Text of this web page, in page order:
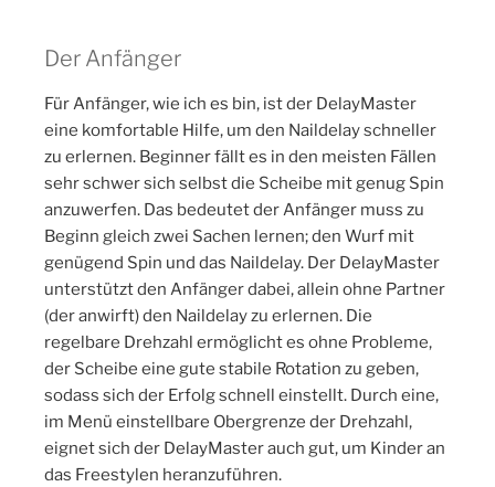
Der Anfänger
Für Anfänger, wie ich es bin, ist der DelayMaster
eine komfortable Hilfe, um den Naildelay schneller
zu erlernen. Beginner fällt es in den meisten Fällen
sehr schwer sich selbst die Scheibe mit genug Spin
anzuwerfen. Das bedeutet der Anfänger muss zu
Beginn gleich zwei Sachen lernen; den Wurf mit
genügend Spin und das Naildelay. Der DelayMaster
unterstützt den Anfänger dabei, allein ohne Partner
(der anwirft) den Naildelay zu erlernen. Die
regelbare Drehzahl ermöglicht es ohne Probleme,
der Scheibe eine gute stabile Rotation zu geben,
sodass sich der Erfolg schnell einstellt. Durch eine,
im Menü einstellbare Obergrenze der Drehzahl,
eignet sich der DelayMaster auch gut, um Kinder an
das Freestylen heranzuführen.